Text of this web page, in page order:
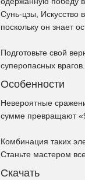
Сунь-цзы, Искусство
поскольку он знает
Подготовьте свой
суперопасных врагов.
Особенности
Невероятные
сумме превращают
Комбинация таких
Станьте мастером
Скачать